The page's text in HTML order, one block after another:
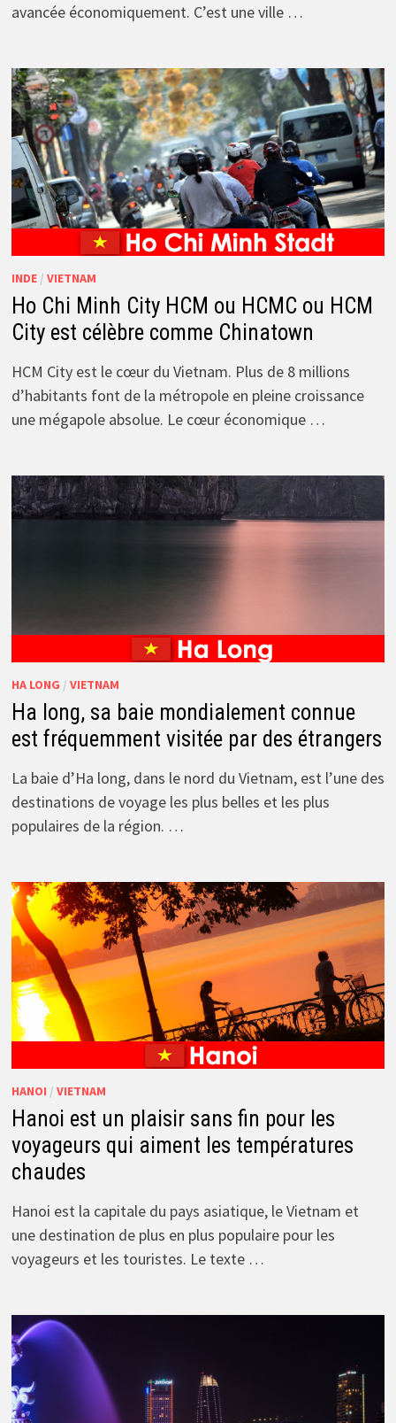
avancée économiquement. C’est une ville …
INDE/ VIETNAM
Ho Chi Minh City HCM ou HCMC ou HCM
City est célèbre comme Chinatown
HCM City est le cœur du Vietnam. Plus de 8 millions
d’habitants font de la métropole en pleine croissance
une mégapole absolue. Le cœur économique …
HA LONG / VIETNAM
Ha long, sa baie mondialement connue
est fréquemment visitée par des étrangers
La baie d’Ha long, dans le nord du Vietnam, est l’une des
destinations de voyage les plus belles et les plus
populaires de la région. …
HANOI / VIETNAM
Hanoi est un plaisir sans fin pour les
voyageurs qui aiment les températures
chaudes
Hanoi est la capitale du pays asiatique, le Vietnam et
une destination de plus en plus populaire pour les
voyageurs et les touristes. Le texte …